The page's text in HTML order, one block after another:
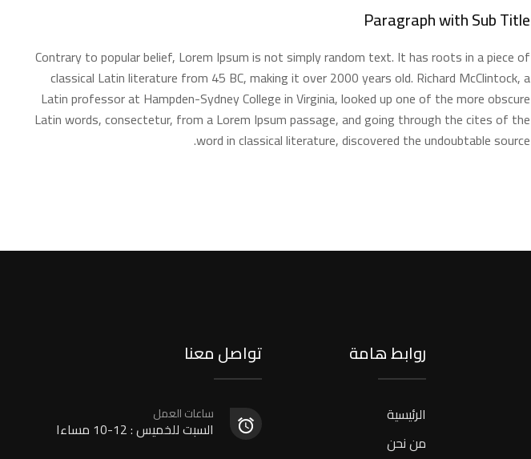
Paragraph with Sub Title
Contrary to popular belief, Lorem Ipsum is not simply random text. It has roots in a piece of
classical Latin literature from 45 BC, making it over 2000 years old. Richard McClintock, a
Latin professor at Hampden-Sydney College in Virginia, looked up one of the more obscure
Latin words, consectetur, from a Lorem Ipsum passage, and going through the cites of the
word in classical literature, discovered the undoubtable source.
روابط هامة
الرئيسية
من نحن
تواصل معنا
ساعات العمل
السبت للخميس : 12-10 مساءا